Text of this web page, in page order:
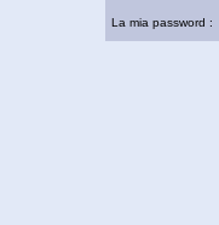
La mia password :